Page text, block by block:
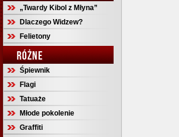
„Twardy Kibol z Młyna”
Dlaczego Widzew?
Felietony
RÓŻNE
Śpiewnik
Flagi
Tatuaże
Młode pokolenie
Graffiti